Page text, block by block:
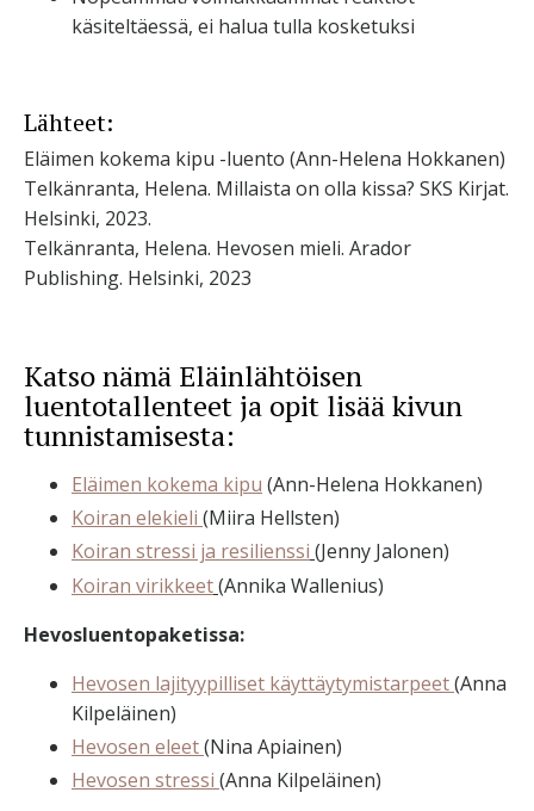
käsiteltäessä, ei halua tulla kosketuksi
Lähteet:
Eläimen kokema kipu -luento (Ann-Helena Hokkanen)
Telkänranta, Helena. Millaista on olla kissa? SKS Kirjat.
Helsinki, 2023.
Telkänranta, Helena. Hevosen mieli. Arador
Publishing. Helsinki, 2023
Katso nämä Eläinlähtöisen
luentotallenteet ja opit lisää kivun
tunnistamisesta:
Eläimen kokema kipu (Ann-Helena Hokkanen)
Koiran elekieli (Miira Hellsten)
Koiran stressi ja resilienssi (Jenny Jalonen)
Koiran virikkeet(Annika Wallenius)
Hevosluentopaketissa:
Hevosen lajityypilliset käyttäytymistarpeet(Anna
Kilpeläinen)
Hevosen eleet(Nina Apiainen)
Hevosen stressi (Anna Kilpeläinen)